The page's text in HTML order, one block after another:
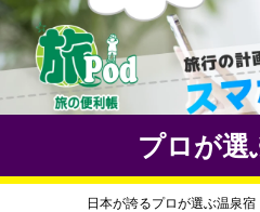
プロが選
日本が誇るプロが選ぶ温泉宿